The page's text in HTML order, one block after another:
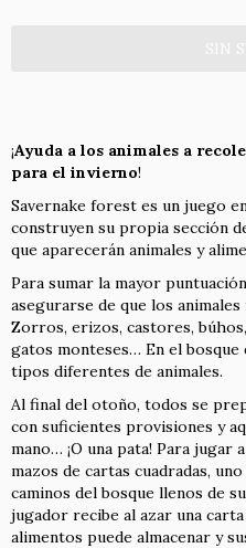
¡Ayuda a los animales a
para el invierno!
Savernake forest es un juego
construyen su propia sección
que aparecerán animales y
Para sumar la mayor
asegurarse de que los
Zorros, erizos, castores,
gatos monteses… En el bosque
tipos diferentes de animales.
Al final del otoño, todos se
con suficientes provisiones y
mano… ¡O una pata! Para jugar
mazos de cartas cuadradas,
caminos del bosque llenos de
jugador recibe al azar una
alimentos puede almacenar y